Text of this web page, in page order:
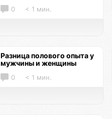
0 < 1 мин.
Разница полового опыта у
мужчины и женщины
0 < 1 мин.